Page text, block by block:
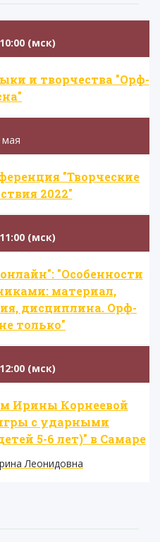
10:00 (мск)
и творчества "Орф-
мая
"Творческие
2022"
11:00 (мск)
"Особенности
материал,
дисциплина. Орф-
только"
12:00 (мск)
Ирины Корнеевой
с ударными
5-6 лет)" в Самаре
Леонидовна